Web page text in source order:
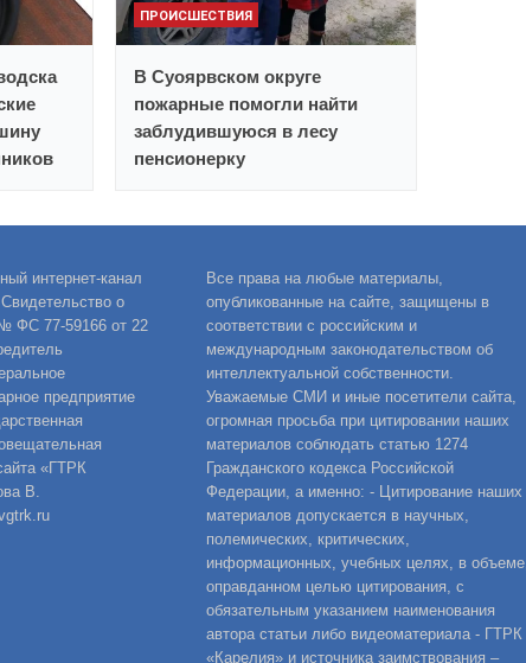
ПРОИСШЕСТВИЯ
В Суоярвском округе
пожарные помогли найти
заблудившуюся в лесу
пенсионерку
интернет-канал
о
ФС 77-59166 от 22
предприятие
«ГТРК
В.
Все права на любые материалы,
опубликованные на сайте, защищены в
соответствии с российским и
международным законодательством об
интеллектуальной собственности.
Уважаемые СМИ и иные посетители сайта,
огромная просьба при цитировании наших
материалов соблюдать статью 1274
Гражданского кодекса Российской
Федерации, а именно: - Цитирование наших
материалов допускается в научных,
полемических, критических,
информационных, учебных целях, в объеме,
оправданном целью цитирования, с
обязательным указанием наименования
автора статьи либо видеоматериала - ГТРК
«Карелия» и источника заимствования –